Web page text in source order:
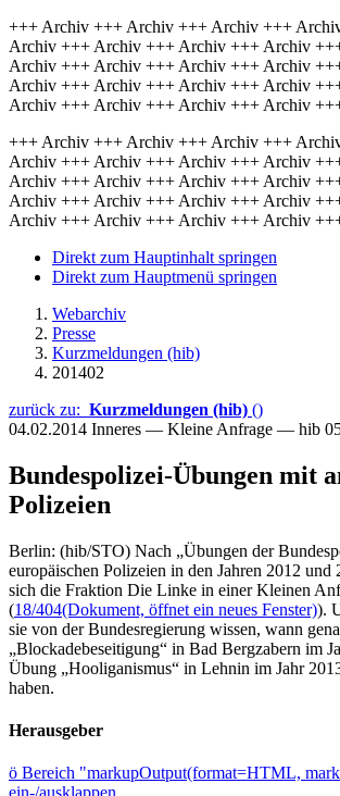
+++ Archiv +++ Archiv +++ Archiv +++
Archiv +++ Archiv +++ Archiv +++ Archiv
Archiv +++ Archiv +++ Archiv +++ Archiv
Archiv +++ Archiv +++ Archiv +++ Archiv
Archiv +++ Archiv +++ Archiv +++ Archiv
+++ Archiv +++ Archiv +++ Archiv +++
Archiv +++ Archiv +++ Archiv +++ Archiv
Archiv +++ Archiv +++ Archiv +++ Archiv
Archiv +++ Archiv +++ Archiv +++ Archiv
Archiv +++ Archiv +++ Archiv +++ Archiv
Direkt zum Hauptinhalt springen
Direkt zum Hauptmenü springen
Webarchiv
Presse
Kurzmeldungen (hib)
201402
zurück zu: Kurzmeldungen (hib) ()
04.02.2014 Inneres — Kleine Anfrage — hib
Bundespolizei-Übungen mit
Polizeien
Berlin: (hib/STO) Nach „Übungen der
europäischen Polizeien in den Jahren 2012 und
sich die Fraktion Die Linke in einer Kleinen
(18/404(Dokument, öffnet ein neues Fenster)).
sie von der Bundesregierung wissen, wann
„Blockadebeseitigung“ in Bad Bergzabern im
Übung „Hooliganismus“ in Lehnin im Jahr
haben.
Herausgeber
ö Bereich "markupOutput(format=HTML,